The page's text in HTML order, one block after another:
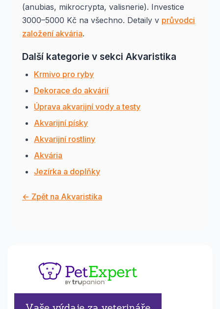
(anubias, mikrocrypta, valisnerie). Investice
3000–5000 Kč na všechno. Detaily v průvodci
založení akvária.
Další kategorie v sekci Akvaristika
Krmivo pro ryby
Dekorace do akvárií
Úprava akvarijní vody a testy
Akvarijní písky
Akvarijní rostliny
Akvária
Jezírka a doplňky
← Zpět na Akvaristika